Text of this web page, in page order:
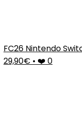
FC26 Nintendo
29,90€ • ❤️ 0